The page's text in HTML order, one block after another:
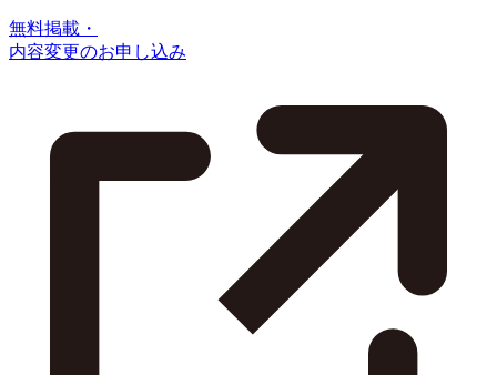
無料掲載・
内容変更のお申し込み